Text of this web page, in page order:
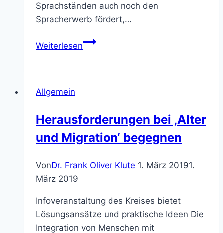
Sprachständen auch noch den
Spracherwerb fördert,…
WeiterlesenAlexandra
und
Aktivitäten
DaZ-
Allgemein
Herausforderungen bei ‚Alter
und Migration‘ begegnen
VonDr. Frank Oliver Klute 1. März 20191.
März 2019
Infoveranstaltung des Kreises bietet
Lösungsansätze und praktische Ideen Die
Integration von Menschen mit